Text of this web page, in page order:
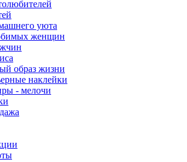
уюта
женщин
образ жизни
наклейки
- мелочи